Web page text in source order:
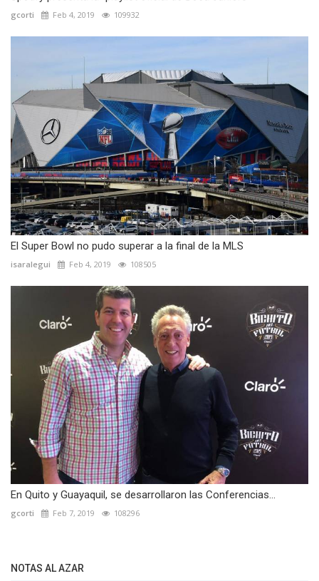
gcorti Feb 4, 2019 109932
El Super Bowl no pudo superar a la final de la MLS
isaralegui Feb 4, 2019 108505
En Quito y Guayaquil, se desarrollaron las Conferencias...
gcorti Feb 7, 2019 108296
NOTAS AL AZAR